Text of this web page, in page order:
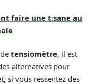
faire une tisane au
tensiomètre, il est
alternatives pour
si vous ressentez des